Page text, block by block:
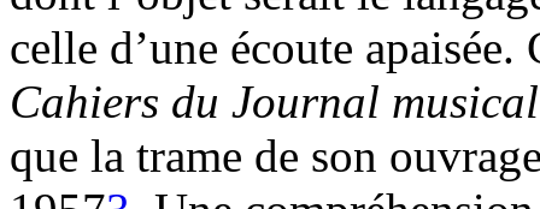
celle d’une écoute
Cahiers du Journal
que la trame de son